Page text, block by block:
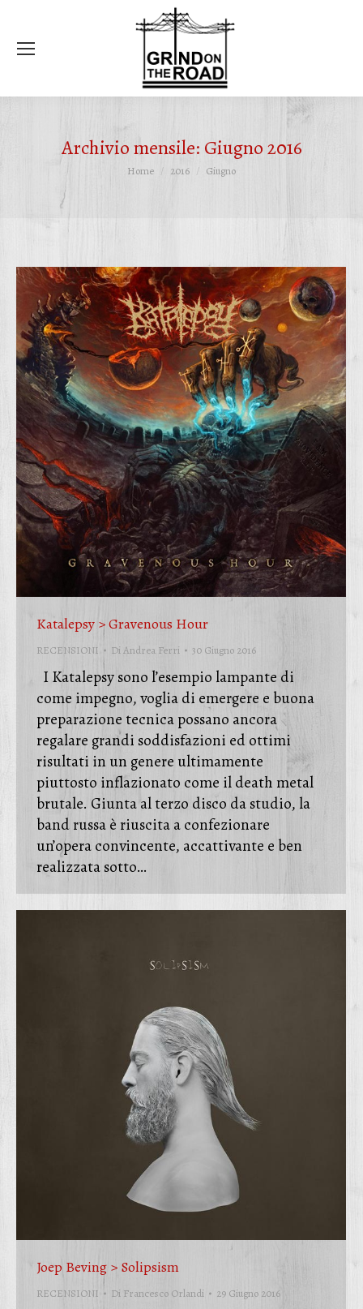
Archivio mensile: Giugno 2016
Tu sei qui:
Home 2016 Giugno
Katalepsy > Gravenous Hour
RECENSIONI DiAndrea Ferri 30 Giugno 2016
I Katalepsy sono l’esempio lampante di
come impegno, voglia di emergere e buona
preparazione tecnica possano ancora
regalare grandi soddisfazioni ed ottimi
risultati in un genere ultimamente
piuttosto inflazionato come il death metal
brutale. Giunta al terzo disco da studio, la
band russa è riuscita a confezionare
un’opera convincente, accattivante e ben
realizzata sotto…
Joep Beving > Solipsism
RECENSIONI Di Francesco Orlandi 29 Giugno 2016